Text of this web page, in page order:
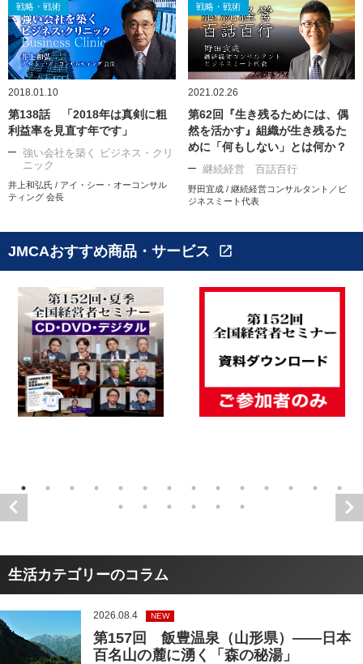
戦略・戦術
2018.01.10
第138話 「2018年は真剣に粗
利益率を見直す年です」
強い会社を築く ビジネス・クリ
ニック
井上和弘氏 / アイ・シー・オーコンサル
ティング 会長
戦略・戦術
2021.02.26
第62回『生き残るためには、偶
然を活かす』組織が生き残るた
めに「何もしない」とは何か？
継続経営 百話百行
野田宜成 / 継続経営コンサルタント／ビ
ジネスミート代表
JMCAおすすめ商品・サービス open_in_new
生活カテゴリーのコラム
2026.08.4 NEW
第157回 飯豊温泉（山形県）――日本
百名山の麓に湧く「森の秘湯」